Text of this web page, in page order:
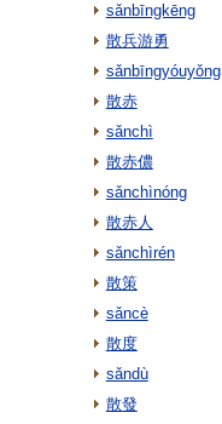
sǎnbīngkēng
散兵游勇
sǎnbīngyóuyǒng
散赤
sǎnchì
散赤儂
sǎnchìnóng
散赤人
sǎnchìrén
散策
sǎncè
散度
sǎndù
散發